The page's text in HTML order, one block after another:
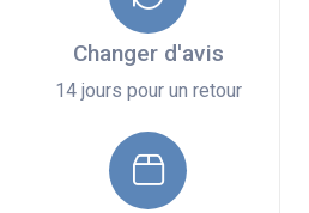
Changer d'avis
14 jours pour un retour